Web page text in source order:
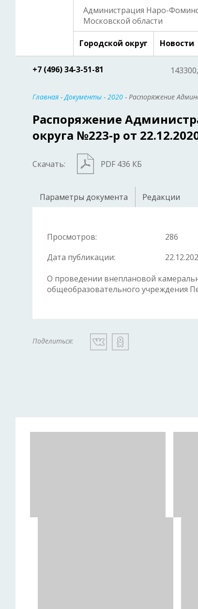
Администрация Наро-
Московской области
Городской округ Новости
+7 (496) 34-3-51-81
Главная -Документы - 2020 - Распоряжение
Распоряжение
округа №223-р от
Скачать: PDF 436 КБ
Параметры документа Редакции
Просмотров:
286
Дата публикации:
О проведении внеплановой
общеобразовательного учреждения
Поделиться: